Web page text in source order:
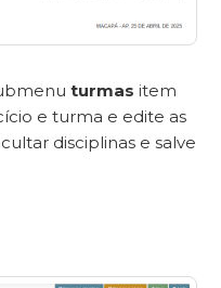
turmas item
e turma e edite as
disciplinas e salve